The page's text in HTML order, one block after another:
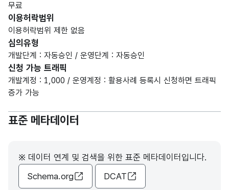
무료
이용허락범위
이용허락범위 제한 없음
심의유형
개발단계 : 자동승인 / 운영단계 : 자동승인
신청 가능 트래픽
개발계정 : 1,000 / 운영계정 : 활용사례 등록시 신청하면 트래픽
증가 가능
표준 메타데이터
※ 데이터 연계 및 검색을 위한 표준 메타데이터입니다.
Schema.org
DCAT